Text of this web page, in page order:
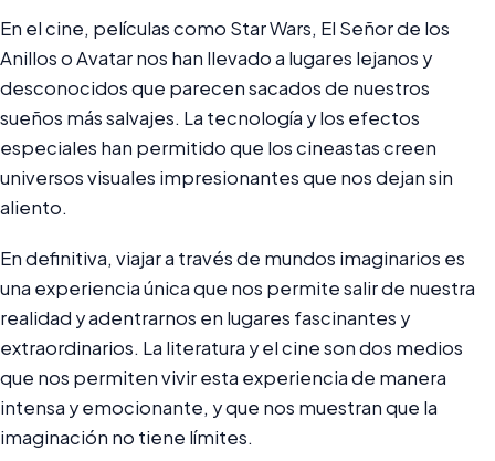
En el cine, películas como Star Wars, El Señor de los
Anillos o Avatar nos han llevado a lugares lejanos y
desconocidos que parecen sacados de nuestros
sueños más salvajes. La tecnología y los efectos
especiales han permitido que los cineastas creen
universos visuales impresionantes que nos dejan sin
aliento.
En definitiva, viajar a través de mundos imaginarios es
una experiencia única que nos permite salir de nuestra
realidad y adentrarnos en lugares fascinantes y
extraordinarios. La literatura y el cine son dos medios
que nos permiten vivir esta experiencia de manera
intensa y emocionante, y que nos muestran que la
imaginación no tiene límites.